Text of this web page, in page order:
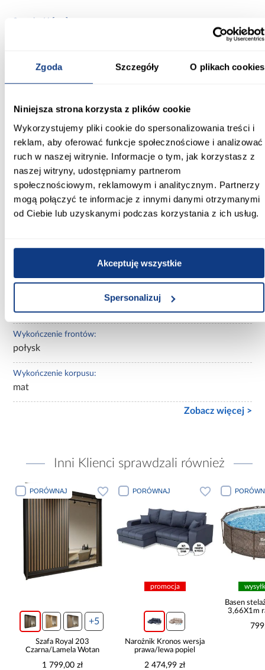
Zgoda Szczegóły O plikach cookies
Niniejsza strona korzysta z plików cookie
Wykorzystujemy pliki cookie do spersonalizowania treści i
reklam, aby oferować funkcje społecznościowe i analizować
ruch w naszej witrynie. Informacje o tym, jak korzystasz z
naszej witryny, udostępniamy partnerom
społecznościowym, reklamowym i analitycznym. Partnerzy
mogą połączyć te informacje z innymi danymi otrzymanymi
od Ciebie lub uzyskanymi podczas korzystania z ich usług.
Akceptuję wszystkie
Spersonalizuj
Szerokość [cm]:
82.00
Kolekcja:
KARMEN
Kolor frontów:
kremowy
Kolor korpusu:
szare
Wykończenie frontów:
połysk
Wykończenie korpusu:
mat
Zobacz więcej >
Inni Klienci sprawdzali również
PORÓWNAJ
+5
Szafa Royal 203
Czarna/Lamela Wotan
1 799,00 zł
PORÓWNAJ
promocja
Narożnik Kronos wersja
prawa/lewa popiel
2 474,99 zł
Basen
3,66X1m